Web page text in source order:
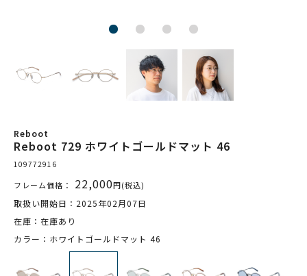
Reboot
Reboot 729 ホワイトゴールドマット 46
109772916
フレーム価格： 22,000円(税込)
取扱い開始日：2025年02月07日
在庫：在庫あり
カラー：ホワイトゴールドマット 46